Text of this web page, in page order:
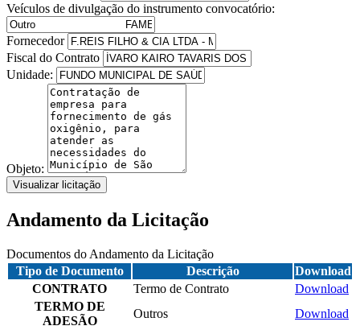
Veículos de divulgação do instrumento convocatório:
Fornecedor
Fiscal do Contrato
Unidade:
Objeto:
Visualizar licitação
Andamento da Licitação
Documentos do Andamento da Licitação
Tipo de Documento
Descrição
Download
CONTRATO
Termo de Contrato
Download
TERMO DE
ADESÃO
Outros
Download